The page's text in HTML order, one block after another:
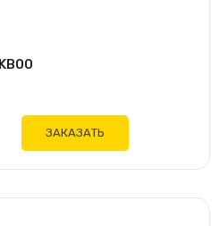
ЗАКАЗАТЬ